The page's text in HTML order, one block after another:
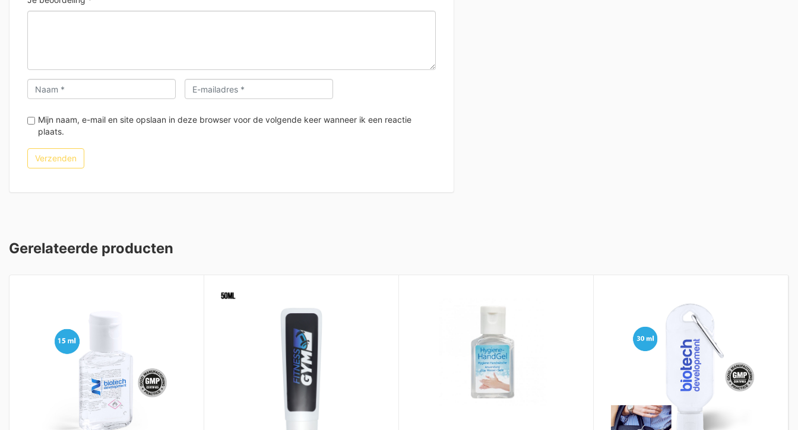
Mijn naam, e-mail en site opslaan in deze browser voor de volgende keer wanneer ik een reactie
plaats.
Gerelateerde producten